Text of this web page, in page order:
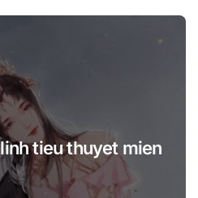
tieu thuyet mien